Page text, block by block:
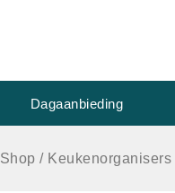
Dagaanbieding
Shop / Keukenorganisers